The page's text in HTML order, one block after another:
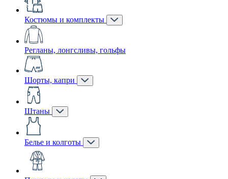
Костюмы и комплекты
Регланы, лонгсливы, гольфы
Шорты, капри
Штаны
Белье и колготы